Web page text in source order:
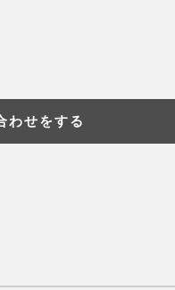
わせをする